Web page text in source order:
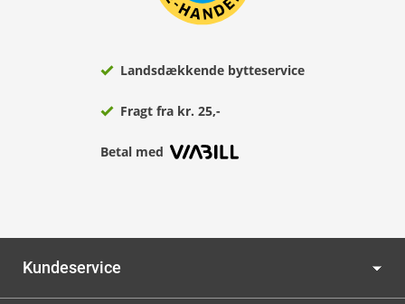
Landsdækkende bytteservice
Fragt fra kr. 25,-
Betal med
Kundeservice